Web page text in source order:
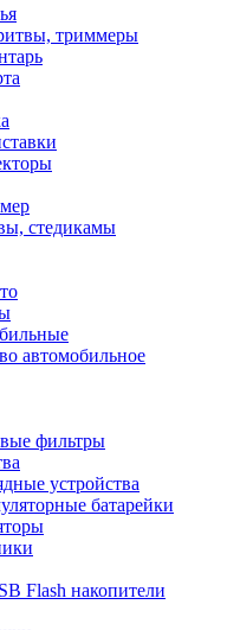
триммеры
стедикамы
автомобильное
фильтры
устройства
батарейки
Flash накопители